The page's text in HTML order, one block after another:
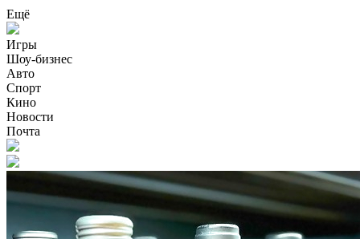
Ещё
Игры
Шоу-бизнес
Авто
Спорт
Кино
Новости
Почта